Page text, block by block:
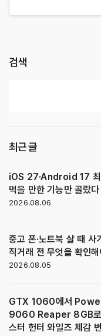
검색
최근 글
iOS 27·Android 17 최
먹을 만한 기능만 골랐다
2026.08.06
중고 폰·노트북 살 때 사
직거래 전 무엇을 확인
2026.08.05
GTX 1060에서
9060 Reaper 8GB로
스터 헌터 와일즈 체감